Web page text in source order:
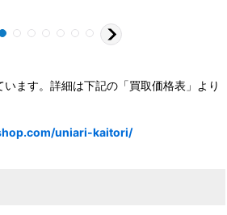
ます。詳細は下記の「買取価格表」より
uniari-kaitori/